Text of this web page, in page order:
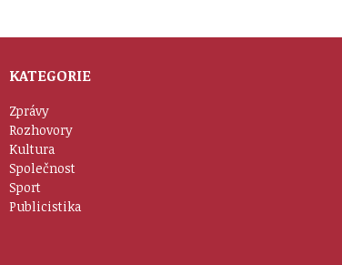
KATEGORIE
Zprávy
Rozhovory
Kultura
Společnost
Sport
Publicistika